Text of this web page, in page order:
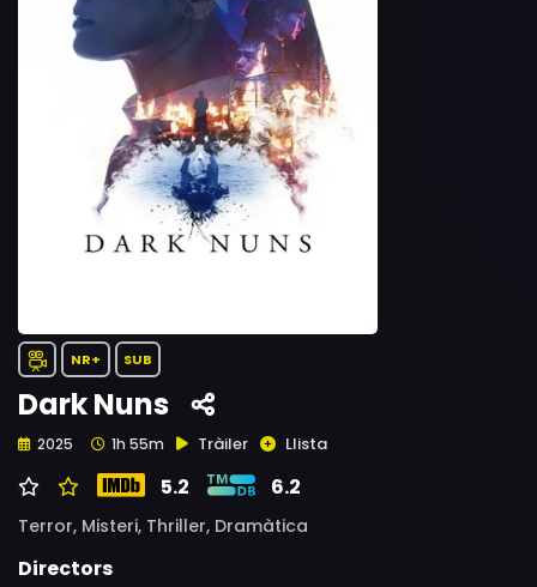
NR+ SUB
Dark Nuns
2025 1h 55m Tràiler Llista
5.2 6.2
Terror, Misteri, Thriller, Dramàtica
Directors